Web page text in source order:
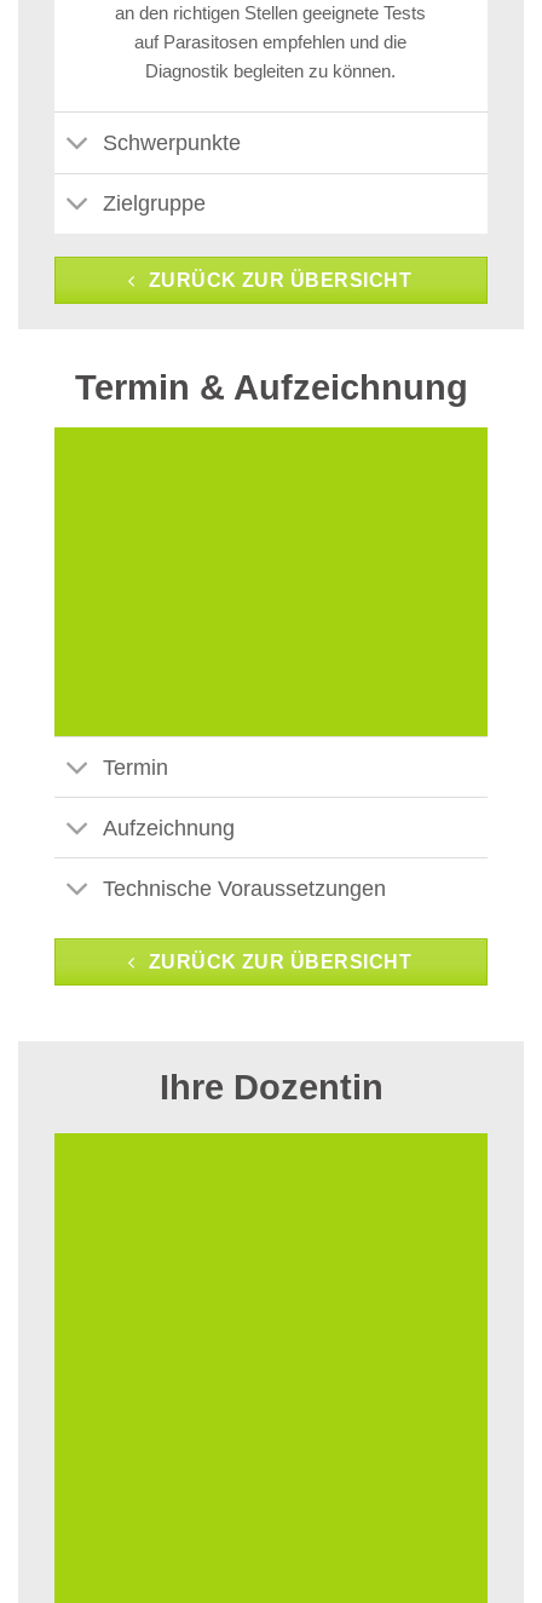
an den richtigen Stellen geeignete Tests
auf Parasitosen empfehlen und die
Diagnostik begleiten zu können.
Schwerpunkte
Zielgruppe
ZURÜCK ZUR ÜBERSICHT
Termin & Aufzeichnung
Termin
Aufzeichnung
Technische Voraussetzungen
ZURÜCK ZUR ÜBERSICHT
Ihre Dozentin